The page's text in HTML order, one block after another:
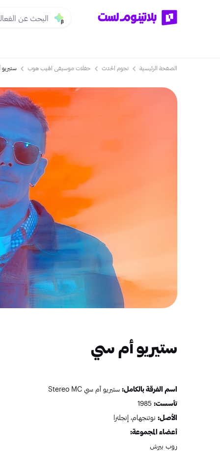
الصفحة الرئيسية نجوم الحدث حفلات موسيقى الهيب هوب
ستيريو أم سي
اسم الفرقة بالكامل: ستيريو أم سي Stereo MC
تأسست:
الأصل: نوتنجهام، إنجلترا
أعضاء المجموعة:
روب بيرش